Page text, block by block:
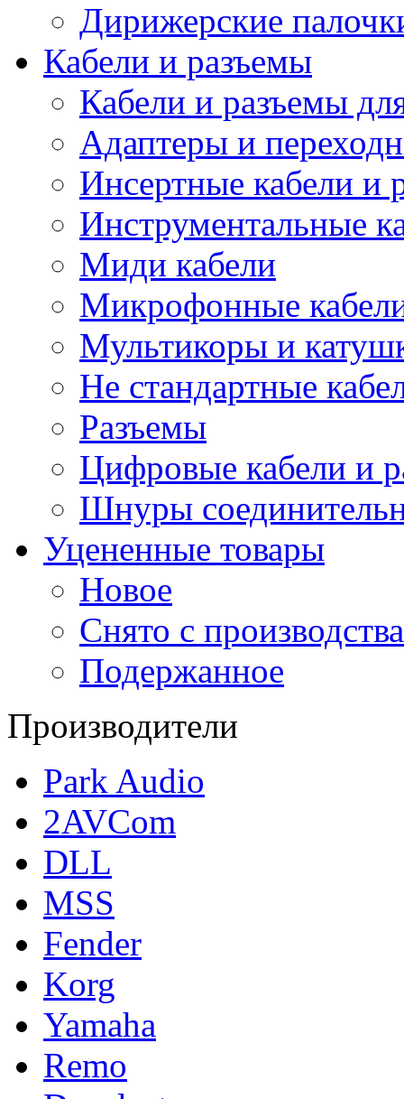
Дирижерские
Кабели и разъемы
Кабели и разъемы
Адаптеры и
Инсертные кабели и
Инструментальные
Миди кабели
Микрофонные
Мультикоры и
Не стандартные
Разъемы
Цифровые кабели и
Шнуры
Уцененные товары
Новое
Снято с производства
Подержанное
Производители
Park Audio
2AVCom
DLL
MSS
Fender
Korg
Yamaha
Remo